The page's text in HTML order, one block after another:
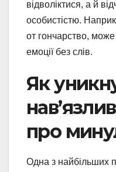
відволіктися, а й
особистістю.
от гончарство,
емоції без слів.
Як
про
Одна з найбільших